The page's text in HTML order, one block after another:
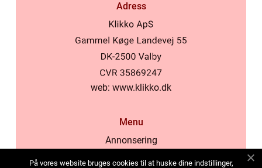
Adress
web: www.klikko.dk
Menu
Annonsering
På vores website bruges cookies til at huske dine indstillinger,